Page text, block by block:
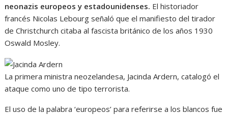
neonazis europeos y estadounidenses. El historiador
francés Nicolas Lebourg señaló que el manifiesto del tirador
de Christchurch citaba al fascista británico de los años 1930
Oswald Mosley.
La primera ministra neozelandesa, Jacinda Ardern, catalogó el
ataque como uno de tipo terrorista.
El uso de la palabra ‘europeos’ para referirse a los blancos fue